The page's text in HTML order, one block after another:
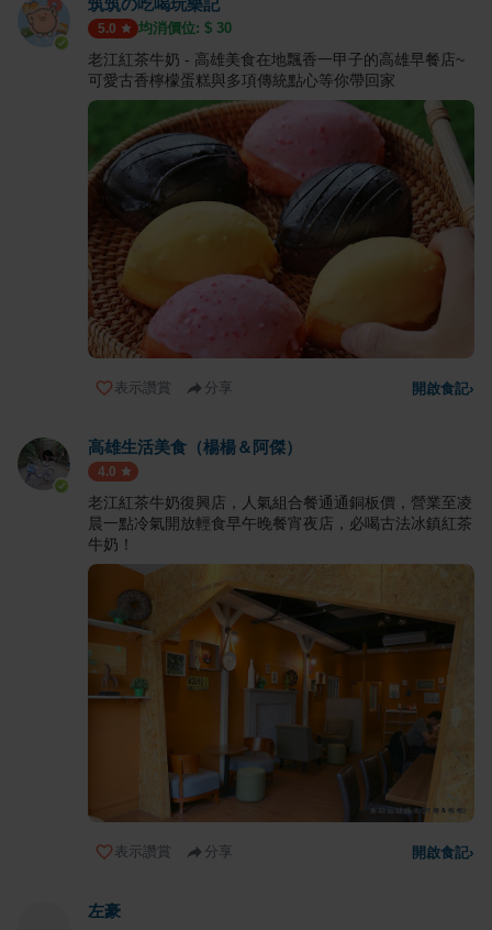
筑筑の吃喝玩樂記
5.0 均消價位: $ 30
老江紅茶牛奶 - 高雄美食在地飄香一甲子的高雄早餐店~
可愛古香檸檬蛋糕與多項傳統點心等你帶回家
表示讚賞 分享 開啟食記›
高雄生活美食（楊楊＆阿傑）
4.0
老江紅茶牛奶復興店，人氣組合餐通通銅板價，營業至凌
晨一點冷氣開放輕食早午晚餐宵夜店，必喝古法冰鎮紅茶
牛奶！
表示讚賞 分享 開啟食記›
左豪